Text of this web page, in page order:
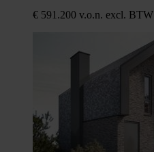
€ 591.200 v.o.n. excl. BTW